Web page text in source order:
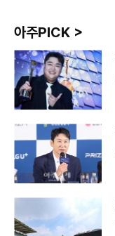
아주PICK >